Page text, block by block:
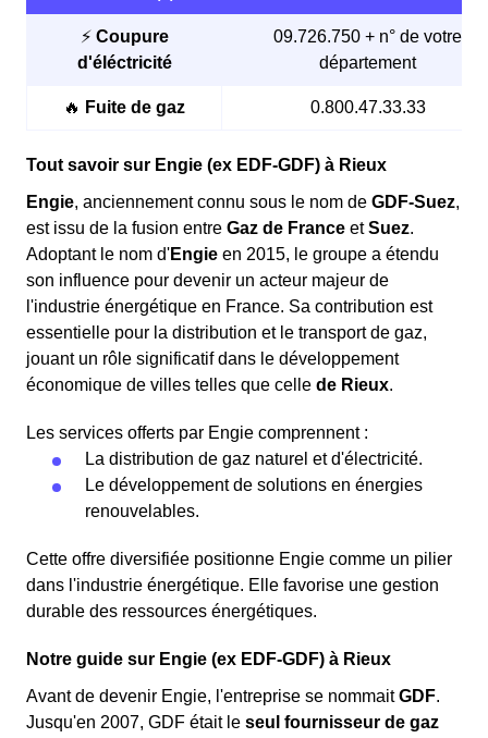
de leréenclencherpour rétablir l'électricité.
Si cette action ne suffit pas, la coupure pourrait
affecter tout votre immeuble ou même toute la ville
attendre environ vingt minutes
Les coupures d'électricité peuvent résulter d'une
facture impayée auprès de votre fournisseur
Celui-ci peut alors décider deréduireou de
suspendrevotre fourniture d'énergie en cas de
non-paiement après plusieurs relances. Dans ce
cas, il est important de contacter directement le
service client de votre fournisseur pour obtenir des
Une surcharge électriquepeut également être la
cause de la coupure, souvent due à un trop grand
nombre d'appareils branchés en même temps ou à
une prise défectueuse.
⚡ Coupure
d'éléctricité
09.726.750 + n° de votre
département
🔥 Fuite de gaz 0.800.47.33.33
Tout savoir sur Engie (ex EDF-GDF) à Rieux
Engie, anciennement connu sous le nom de GDF-Suez,
est issu de la fusion entre Gaz de France etSuez.
Adoptant le nom d'Engie en 2015, le groupe a étendu
son influence pour devenir un acteur majeur de
l'industrie énergétique en France. Sa contribution est
essentielle pour la distribution et le transport de gaz,
jouant un rôle significatif dans le développement
économique de villes telles que celle de Rieux.
Les services offerts par Engie comprennent :
La distribution de gaz naturel et d'électricité.
Le développement de solutions en énergies
renouvelables.
Cette offre diversifiée positionne Engie comme un pilier
dans l'industrie énergétique. Elle favorise une gestion
durable des ressources énergétiques.
Notre guide sur Engie (ex EDF-GDF) à Rieux
Avant de devenir Engie, l'entreprise se nommaitGDF.
Jusqu'en 2007, GDF était le seul fournisseur de gaz